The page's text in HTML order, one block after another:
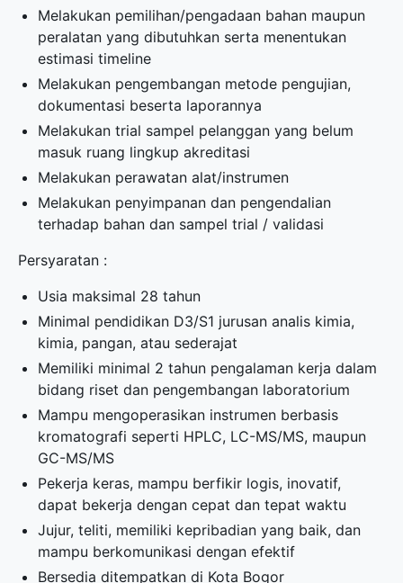
Melakukan pemilihan/pengadaan bahan maupun
peralatan yang dibutuhkan serta menentukan
estimasi timeline
Melakukan pengembangan metode pengujian,
dokumentasi beserta laporannya
Melakukan trial sampel pelanggan yang belum
masuk ruang lingkup akreditasi
Melakukan perawatan alat/instrumen
Melakukan penyimpanan dan pengendalian
terhadap bahan dan sampel trial / validasi
Persyaratan :
Usia maksimal 28 tahun
Minimal pendidikan D3/S1 jurusan analis kimia,
kimia, pangan, atau sederajat
Memiliki minimal 2 tahun pengalaman kerja dalam
bidang riset dan pengembangan laboratorium
Mampu mengoperasikan instrumen berbasis
kromatografi seperti HPLC, LC-MS/MS, maupun
GC-MS/MS
Pekerja keras, mampu berfikir logis, inovatif,
dapat bekerja dengan cepat dan tepat waktu
Jujur, teliti, memiliki kepribadian yang baik, dan
mampu berkomunikasi dengan efektif
Bersedia ditempatkan di Kota Bogor